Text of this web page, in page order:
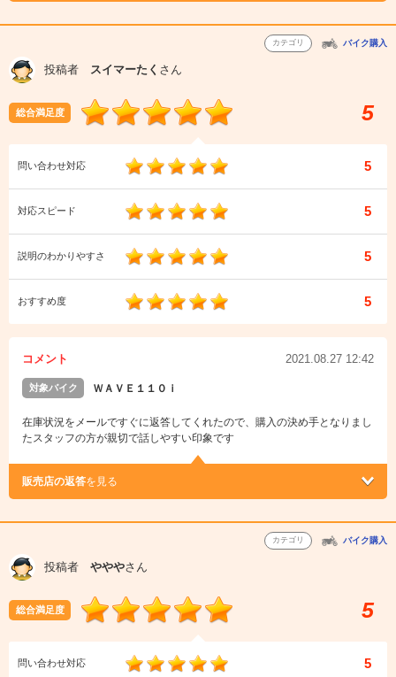
カテゴリ バイク購入
投稿者 スイマーたく さん
総合満足度 5
問い合わせ対応 5
対応スピード 5
説明のわかりやすさ 5
おすすめ度 5
コメント 2021.08.27 12:42
対象バイク ＷＡＶＥ１１０ｉ
在庫状況をメールですぐに返答してくれたので、購入の決め手となりまし
たスタッフの方が親切で話しやすい印象です
販売店の返答を見る
カテゴリ バイク購入
投稿者 やややさん
総合満足度 5
問い合わせ対応 5